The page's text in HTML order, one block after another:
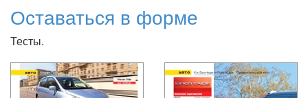
Оставаться в форме
Тесты.